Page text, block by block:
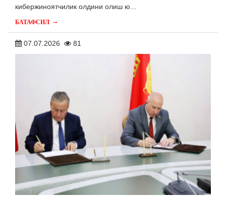
кибержиноятчилик олдини олиш ю...
БАТАФСИЛ →
07.07.2026 81